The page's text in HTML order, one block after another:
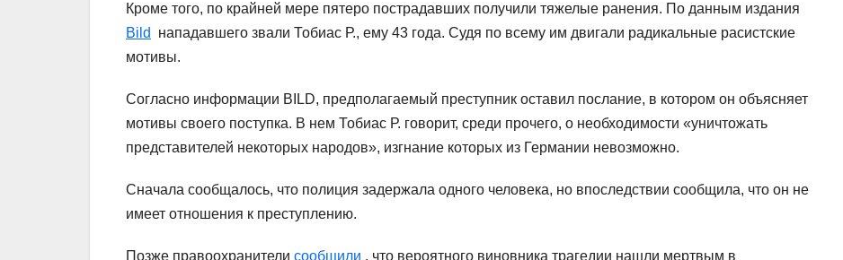
Кроме того, по крайней мере пятеро пострадавших получили тяжелые ранения. По данным издания
Bild
нападавшего звали Тобиас Р., ему 43 года. Судя по всему им двигали радикальные расистские
мотивы.
Согласно информации BILD, предполагаемый преступник оставил послание, в котором он объясняет
мотивы своего поступка. В нем Тобиас Р. говорит, среди прочего, о необходимости «уничтожать
представителей некоторых народов», изгнание которых из Германии невозможно.
Сначала сообщалось, что полиция задержала одного человека, но впоследствии сообщила, что он не
имеет отношения к преступлению.
Позже правоохранители сообщили , что вероятного виновника трагедии нашли мертвым в